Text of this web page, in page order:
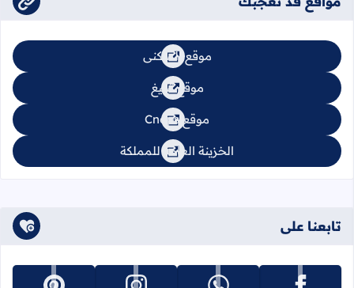
موقع السكنى
موقع تبليغ
موقع Cnops
الخزينة العامة للمملكة
تابعنا على